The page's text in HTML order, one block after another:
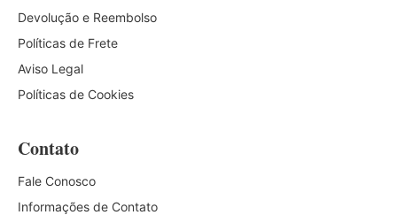
Devolução e Reembolso
Políticas de Frete
Aviso Legal
Políticas de Cookies
Contato
Fale Conosco
Informações de Contato